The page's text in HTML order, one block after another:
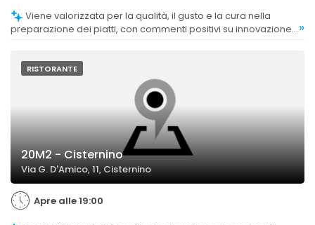
preparazione dei piatti, con commenti positivi su innovazione
»
RISTORANTE
20M2 - Cisternino
Via G. D'Amico, 11, Cisternino
Apre alle 19:00